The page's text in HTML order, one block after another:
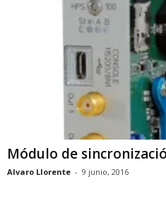
Módulo de
Alvaro Llorente - 9 junio, 2016